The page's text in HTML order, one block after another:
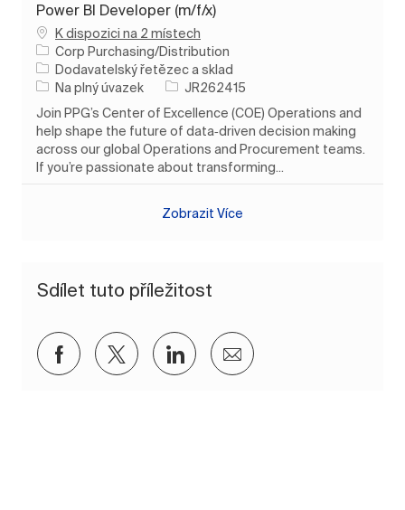
Power BI Developer (m/f/x)
K dispozici na 2 místech
Corp Purchasing/Distribution
Kategorie
Dodavatelský řetězec a sklad
Typ úlohy
Na plný úvazek ID úlohy
JR262415
Join PPG’s Center of Excellence (COE) Operations and
help shape the future of data‑driven decision making
across our global Operations and Procurement teams.
If you’re passionate about transforming...
Zobrazit Více
Sdílet tuto příležitost
Sdílet přes Facebook
Sdílet přes twitter
Sdílet přes LinkedIn
Sdílet e-mailem